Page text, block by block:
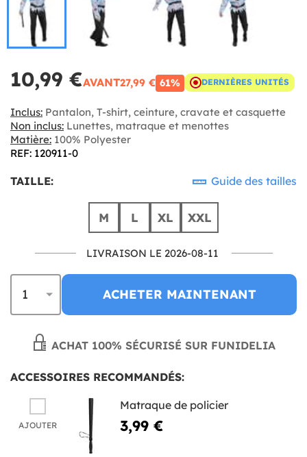
10,99 €AVANT27,99 € 61% DERNIÈRES UNITÉS
Inclus: Pantalon, T-shirt, ceinture, cravate et casquette
Non inclus: Lunettes, matraque et menottes
Matière: 100% Polyester
REF: 120911-0
TAILLE: Guide des tailles
M L XL XXL
LIVRAISON LE 2026-08-11
ACHETER MAINTENANT
ACHAT 100% SÉCURISÉ SUR FUNIDELIA
ACCESSOIRES RECOMMANDÉS:
AJOUTER
Matraque de policier
3,99 €